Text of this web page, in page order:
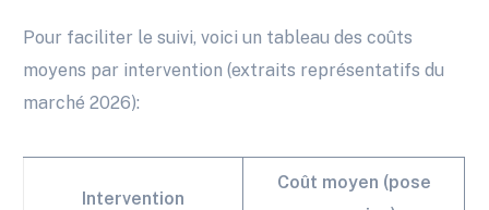
Pour faciliter le suivi, voici un tableau des coûts
moyens par intervention (extraits représentatifs du
marché 2026):
Intervention
Coût moyen (pose